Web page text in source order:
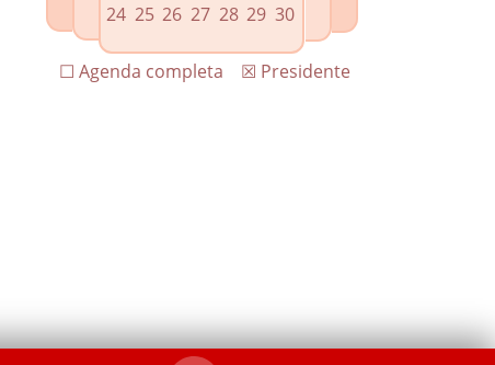
24 25 26 27 28 29 30
☒ Presidente
☐ Agenda completa